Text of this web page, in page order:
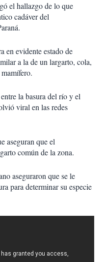
el hallazgo de lo que
cadáver del
en evidente estado de
a la de un largarto, cola,
la basura del río y el
viral en las redes
aseguran que el
común de la zona.
aseguraron que se le
para determinar su especie